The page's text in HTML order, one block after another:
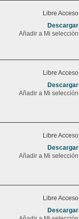
Libre Acceso
Descargar
Añadir a Mi selección
Libre Acceso
Descargar
Añadir a Mi selección
Libre Acceso
Descargar
Añadir a Mi selección
Libre Acceso
Descargar